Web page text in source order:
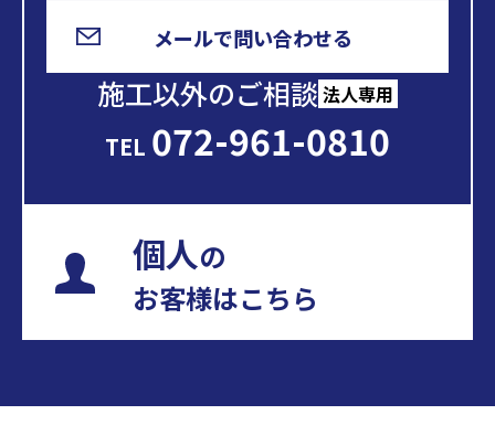
メールで問い合わせる
施工以外のご相談 法人専用
TEL 072-961-0810
個人の
お客様はこちら